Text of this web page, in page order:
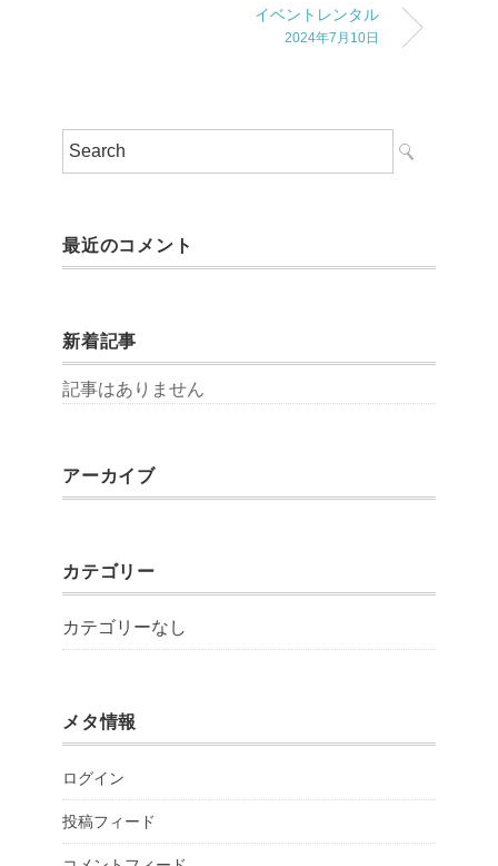
イベントレンタル
2024年7月10日
最近のコメント
新着記事
記事はありません
アーカイブ
カテゴリー
カテゴリーなし
メタ情報
ログイン
投稿フィード